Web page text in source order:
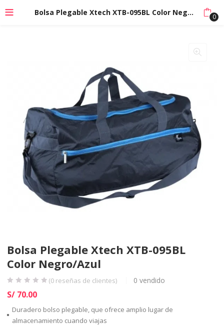
Bolsa Plegable Xtech XTB-095BL Color Negro/Azul 0
Bolsa Plegable Xtech XTB-095BL
Color Negro/Azul
(0 reseñas de clientes) 0 vendido
S/ 70.00
Duradero bolso plegable, que ofrece amplio lugar de
almacenamiento cuando viajas